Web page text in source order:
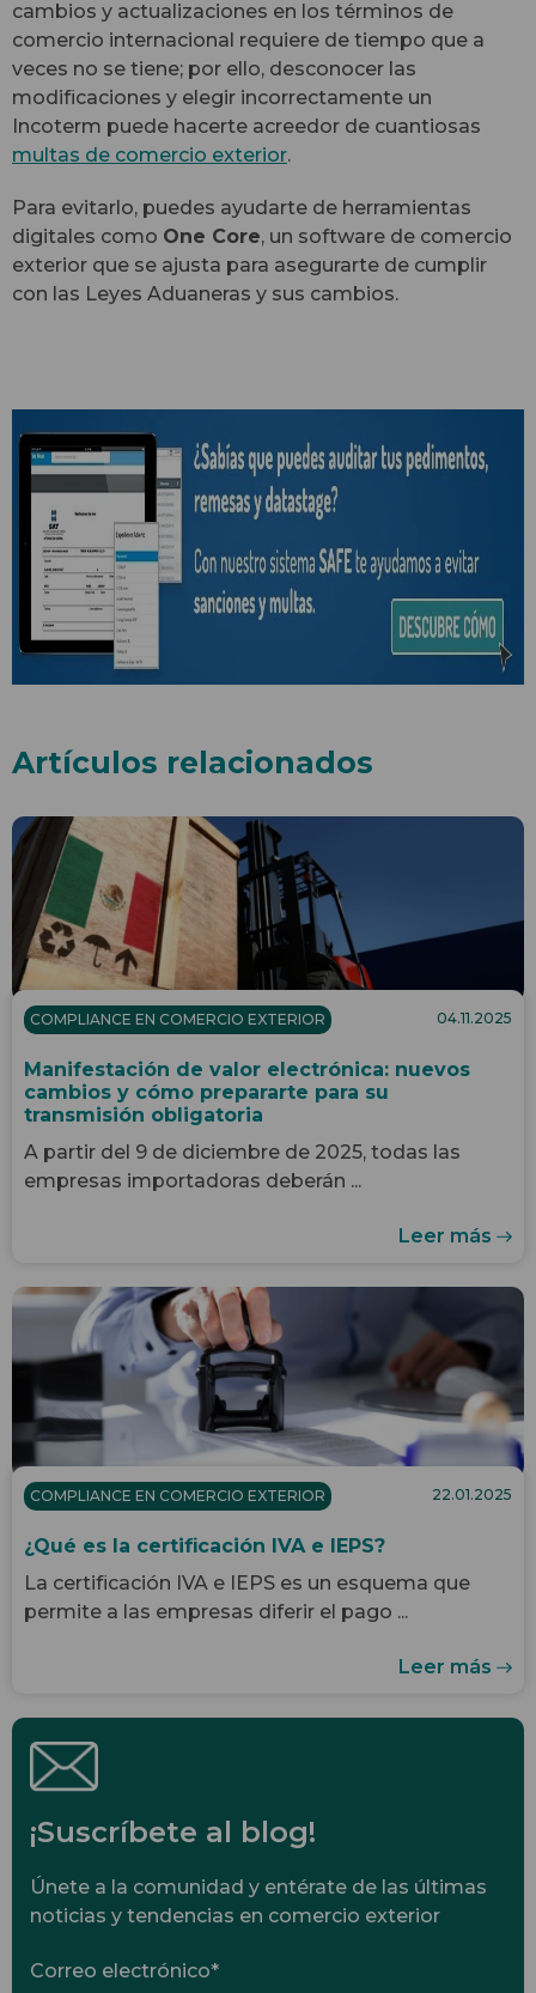
cambios y actualizaciones en los términos de
comercio internacional requiere de tiempo que a
veces no se tiene; por ello, desconocer las
modificaciones y elegir incorrectamente un
Incoterm puede hacerte acreedor de cuantiosas
multas de comercio exterior.
Para evitarlo, puedes ayudarte de herramientas
digitales como One Core, un software de comercio
exterior que se ajusta para asegurarte de cumplir
con las Leyes Aduaneras y sus cambios.
Artículos relacionados
COMPLIANCE EN COMERCIO EXTERIOR 04.11.2025
Manifestación de valor electrónica: nuevos
cambios y cómo prepararte para su
transmisión obligatoria
A partir del 9 de diciembre de 2025, todas las
empresas importadoras deberán ...
Leer más
COMPLIANCE EN COMERCIO EXTERIOR 22.01.2025
¿Qué es la certificación IVA e IEPS?
La certificación IVA e IEPS es un esquema que
permite a las empresas diferir el pago ...
Leer más
¡Suscríbete al blog!
Únete a la comunidad y entérate de las últimas
noticias y tendencias en comercio exterior
Correo electrónico*